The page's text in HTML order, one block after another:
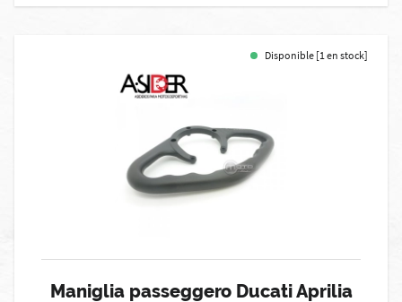
Disponible [1 en stock]
Maniglia passeggero Ducati Aprilia